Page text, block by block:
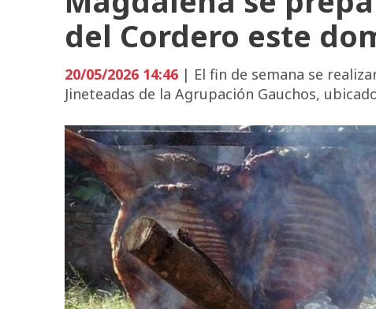
del Cordero este
20/05/2026 14:46 | El fin de semana se
Jineteadas de la Agrupación Gauchos,